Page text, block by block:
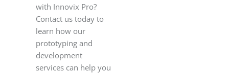
with Innovix Pro?
Contact us today to
learn how our
prototyping and
development
services can help you